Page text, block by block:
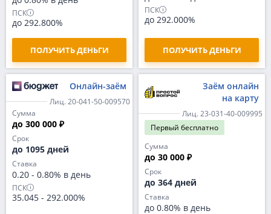
ПСК
до 292.800%
ПОЛУЧИТЬ ДЕНЬГИ
ПСК
до 292.000%
ПОЛУЧИТЬ ДЕНЬГИ
Онлайн-заём
Лиц. 20-041-50-009570
Сумма
до 300 000 ₽
Срок
до 1095 дней
Ставка
0.20 - 0.80% в день
ПСК
35.045 - 292.000%
Заём онлайн
на карту
Лиц. 23-031-40-009995
Первый бесплатно
Сумма
до 30 000 ₽
Срок
до 364 дней
Ставка
до 0.80% в день